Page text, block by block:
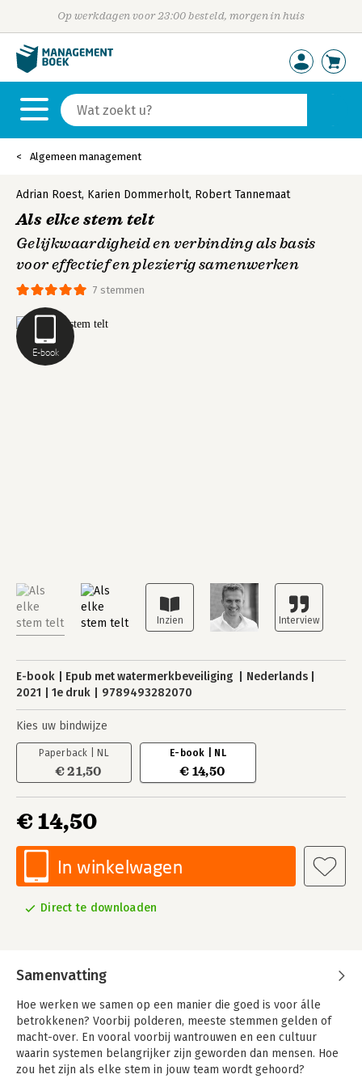
Op werkdagen voor 23:00 besteld, morgen in huis
Algemeen management
E-book
7 stemmen
Adrian Roest, Karien Dommerholt, Robert Tannemaat
Als elke stem telt
Gelijkwaardigheid en verbinding als basis
voor effectief en plezierig samenwerken
E-book Epub met watermerkbeveiliging
Nederlands
2021
1e druk 9789493282070
Kies uw bindwijze
Paperback | NL
€ 21,50
E-book | NL
€ 14,50
€ 14,50
In winkelwagen
Direct te downloaden
Samenvatting
Hoe werken we samen op een manier die goed is voor álle
betrokkenen? Voorbij polderen, meeste stemmen gelden of
macht-over. En vooral voorbij wantrouwen en een cultuur
waarin systemen belangrijker zijn geworden dan mensen. Hoe
zou het zijn als elke stem in jouw team wordt gehoord?